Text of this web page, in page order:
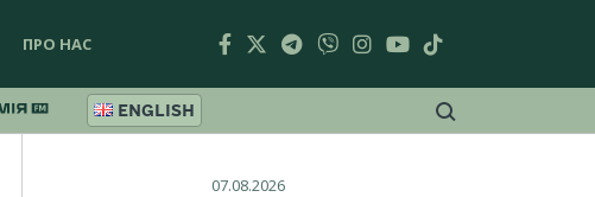
ПРО НАС
ENGLISH
07.08.2026